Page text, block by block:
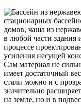
стационарных
домов, чаша из
в любой части здания
процессе
усиления несущей
Сам материал не
имеет достаточный
стали можно и с
значительно
на земле, но и в